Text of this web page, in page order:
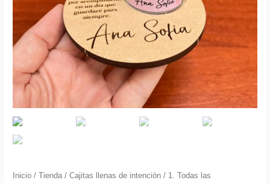
Inicio /Tienda /Cajitas llenas de intención / 1. Todas las